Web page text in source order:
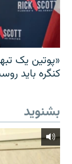
«پوتین یک
کنگره باید
بشنوید